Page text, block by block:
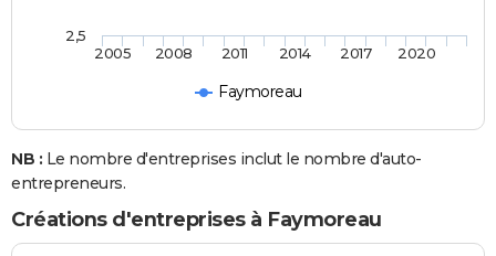
Faymoreau
2005 2008 2011 2014 2017 2020
2,5
NB : Le nombre d'entreprises inclut le nombre d'auto-
entrepreneurs.
Créations d'entreprises à Faymoreau